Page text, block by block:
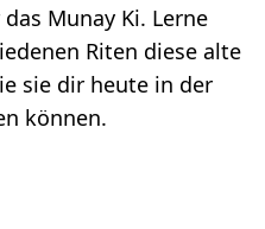
Munay Ki. Lerne
Riten diese alte
sie dir heute in der
können.